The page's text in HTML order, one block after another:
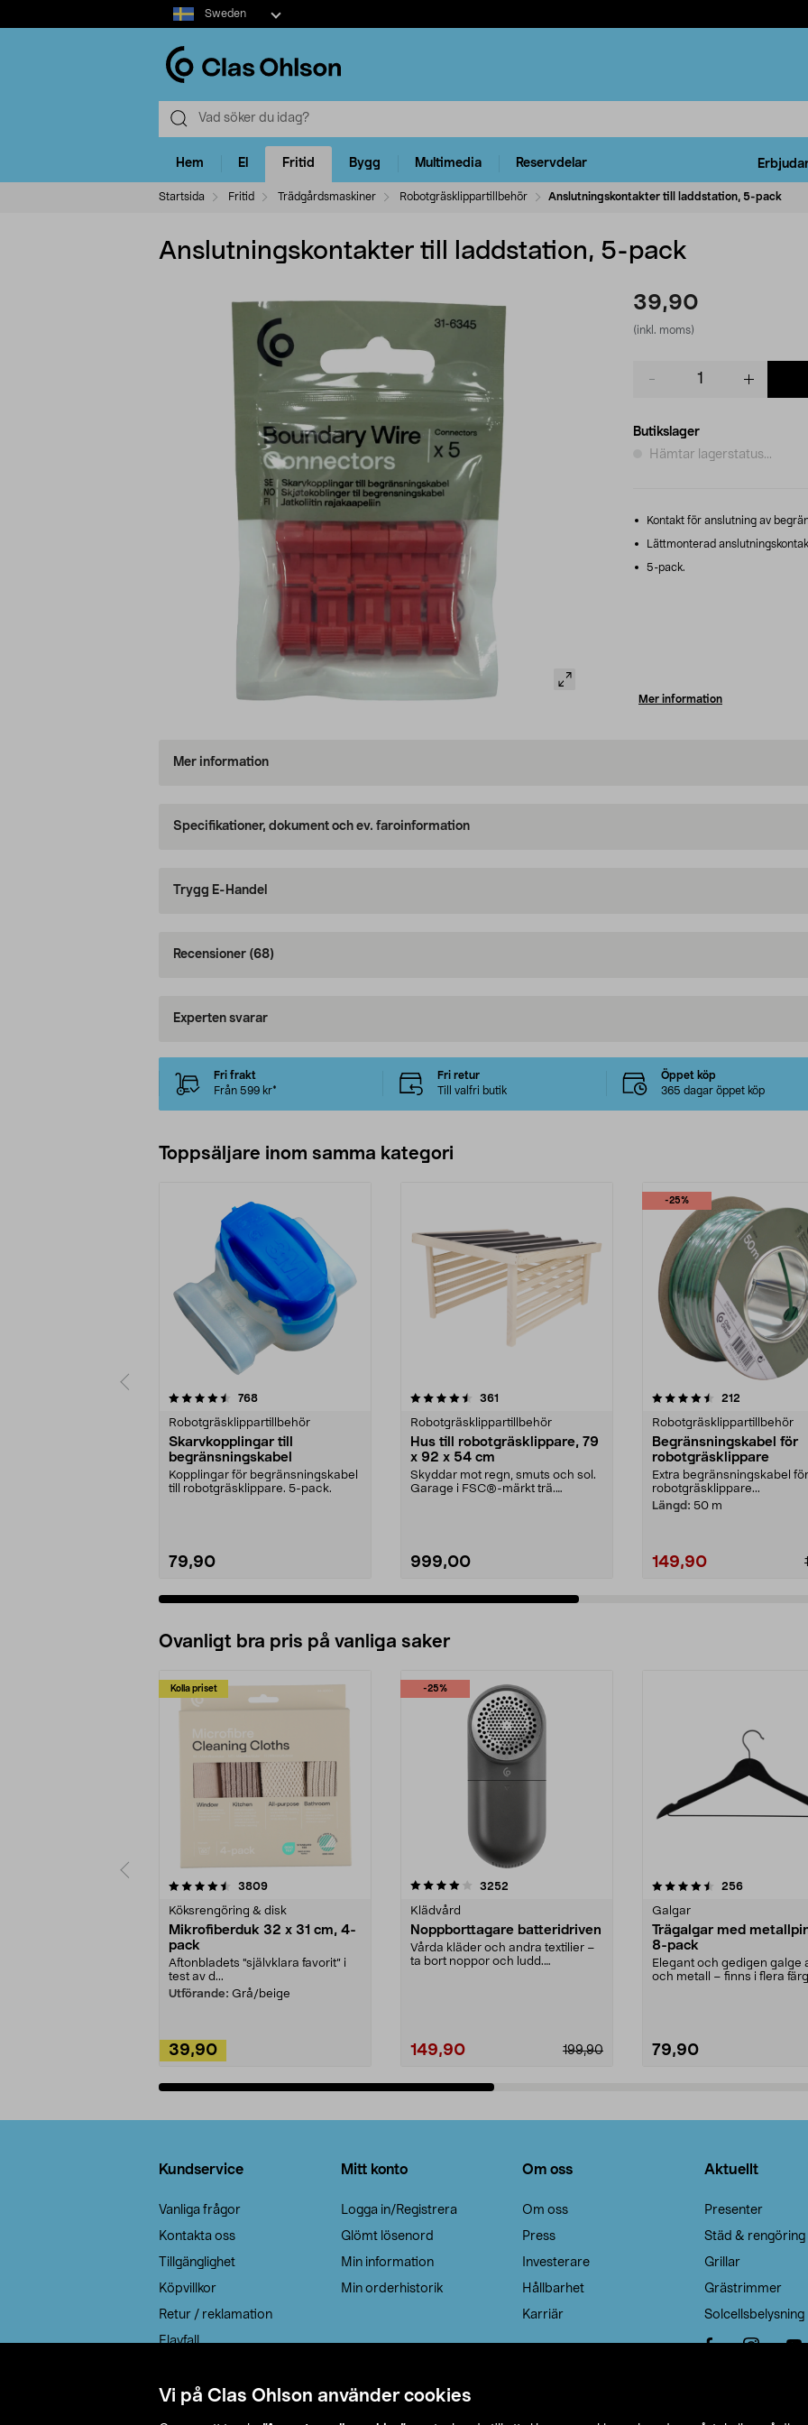
Vi på Clas Ohlson använder cookies
Select
market
Sweden
Hem El Fritid Bygg Multimedia Reservdelar
Startsida Fritid Trädgårdsmaskiner Robotgräsklippartillbehör Anslutningskontakter till laddstation, 5-pack
Anslutningskontakter till laddstation, 5-pack
39,90
(inkl. moms)
Butikslager
Hämtar lagerstatus...
Kontakt för anslutning av
Lättmonterad
5-pack.
Mer information
Mer information
Specifikationer, dokument och ev. faroinformation
Trygg E-Handel
Recensioner (68)
Experten svarar
Fri frakt
Från 599 kr*
Fri retur
Till valfri butik
Öppet köp
365 dagar öppet köp
Toppsäljare inom samma kategori
768recensioner
Robotgräsklippartillbehör
Skarvkopplingar till
begränsningskabel
Kopplingar för begränsningskabel
till robotgräsklippare. 5-pack.
79,90
4.5 av 5 stjärnor 361
Robotgräsklippartillbehör
Hus till robotgräsklippare, 79
x 92 x 54 cm
Skyddar mot regn, smuts och sol.
Garage i FSC®-märkt trä.
999,00
-25%
4.5 av 5 stjärnor 212
Robotgräsklippartillbehör
Begränsningskabel för
robotgräsklippare
Extra begränsningskabel för
robotgräsklippare...
Längd: 50 m
149,90
4.0 av 5 stjärnor
Ovanligt bra pris på vanliga saker
Kolla priset
3809recensioner
Köksrengöring & disk
Mikrofiberduk 32 x 31 cm, 4-
pack
Aftonbladets "självklara favorit” i
test av d...
Utförande: Grå/beige
39,90
-25%
4.0av 5 stjärnor 3252
Klädvård
Noppborttagare batteridriven
Vårda kläder och andra textilier –
ta bort noppor och ludd.
199,90
149,90
4.5av 5 stjärnor 256recensioner
Galgar
Trägalgar med
8-pack
Elegant och gedigen galge
och metall – finns i flera
79,90
4.0av 5 stjärnor
Kundservice
Vanliga frågor
Kontakta oss
Tillgänglighet
Köpvillkor
Retur / reklamation
Elavfall
Leveransalternativ
Mitt konto
Logga in/Registrera
Glömt lösenord
Min information
Min orderhistorik
Om oss
Om oss
Press
Investerare
Hållbarhet
Karriär
Aktuellt
Presenter
Städ & rengöring
Grillar
Grästrimmer
Solcellsbelysning